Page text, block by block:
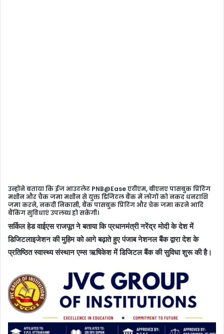
उन्होंने बताया कि ईज आउटलेट PNB@Ease एटीएम, बीएनए पासबुक प्रिंटिंग
मशीन और चैक जमा मशीन से युक्त डिजिटल बैंक में लोगों को नकद धनराशि
जमा करने, नकदी निकासी, बैंक पासबुक प्रिंटिंग और चेक जमा करने आदि
बैंकिंग सुविधाएं उपलब्ध हो सकेंगी।
सर्किल हेड वाईएस राजपूत ने बताया कि प्रधानमंत्री नरेंद्र मोदी के देश में
डिजिटलाइजेशन की मुहिम को आगे बढ़ाते हुए पंजाब नेशनल बैंक द्वारा देश के
प्रतिष्ठित स्वास्थ्य संस्थान एम्स ऋषिकेश में डिजिटल बैंक की सुविधा शुरू की है।